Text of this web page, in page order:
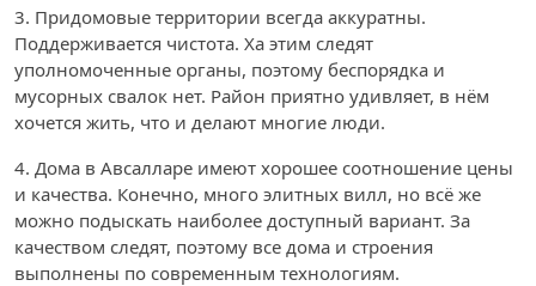
3. Придомовые территории всегда аккуратны.
Поддерживается чистота. Ха этим следят
уполномоченные органы, поэтому беспорядка и
мусорных свалок нет. Район приятно удивляет, в нём
хочется жить, что и делают многие люди.
4. Дома в Авсалларе имеют хорошее соотношение цены
и качества. Конечно, много элитных вилл, но всё же
можно подыскать наиболее доступный вариант. За
качеством следят, поэтому все дома и строения
выполнены по современным технологиям.